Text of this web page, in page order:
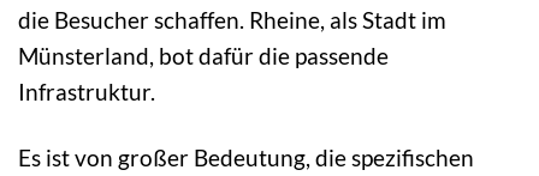
die Besucher schaffen. Rheine, als Stadt im
Münsterland, bot dafür die passende
Infrastruktur.
Es ist von großer Bedeutung, die spezifischen